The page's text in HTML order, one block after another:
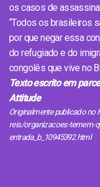
os casos de
“Todos os brasileiros
por que negar essa
do refugiado e do
congolês que vive no
Texto escrito em
Attitude
Originalmente publicado
reis/organizacoes-temem-
entrada_b_10945392.html